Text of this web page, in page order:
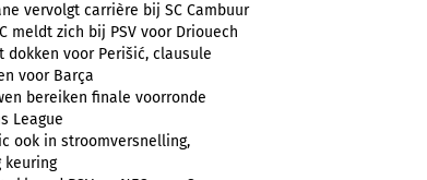
vervolgt carrière bij SC Cambuur
meldt zich bij PSV voor Driouech
dokken voor Perišić, clausule
voor Barça
bereiken finale voorronde
League
ook in stroomversnelling,
keuring